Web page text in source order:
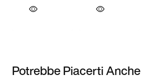
Potrebbe Piacerti Anche